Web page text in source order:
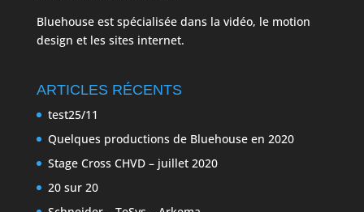
Bluehouse est spécialisée dans la vidéo, le motion
design et les sites internet.
ARTICLES RÉCENTS
test25/11
Quelques productions de Bluehouse en 2020
Stage Cross CHVD – juillet 2020
20 sur 20